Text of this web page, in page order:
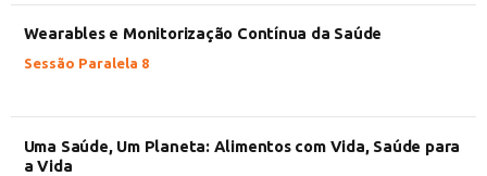
Wearables e Monitorização Contínua da Saúde
Sessão Paralela 8
Uma Saúde, Um Planeta: Alimentos com Vida, Saúde para
a Vida